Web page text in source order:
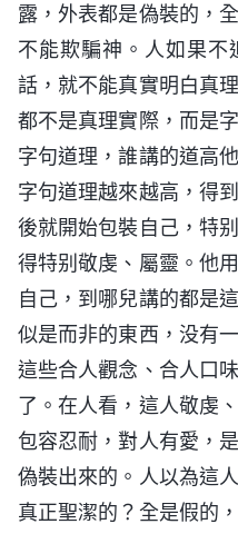
露，外表都是偽裝的，
不能欺騙神。人如果不
話，就不能真實明白真
都不是真理實際，而是
字句道理，誰講的道高
字句道理越來越高，得
後就開始包裝自己，特
得特别敬虔、屬靈。他
自己，到哪兒講的都是
似是而非的東西，没有
這些合人觀念、合人口
了。在人看，這人敬虔
包容忍耐，對人有愛，
偽裝出來的。人以為這
真正聖潔的？全是假的